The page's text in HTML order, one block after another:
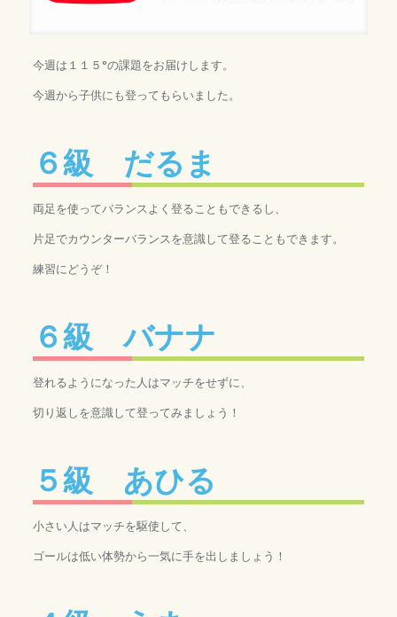
今週は１１５°の課題をお届けします。
今週から子供にも登ってもらいました。
６級 だるま
両足を使ってバランスよく登ることもできるし、
片足でカウンターバランスを意識して登ることもできます。
練習にどうぞ！
６級 バナナ
登れるようになった人はマッチをせずに、
切り返しを意識して登ってみましょう！
５級 あひる
小さい人はマッチを駆使して、
ゴールは低い体勢から一気に手を出しましょう！